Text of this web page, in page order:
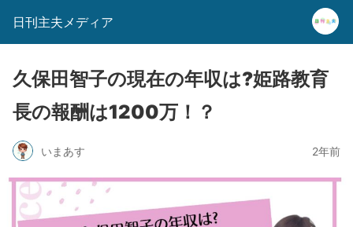
日刊主夫メディア
久保田智子の現在の年収は?姫路教育
長の報酬は1200万！？
いまあす 2年前